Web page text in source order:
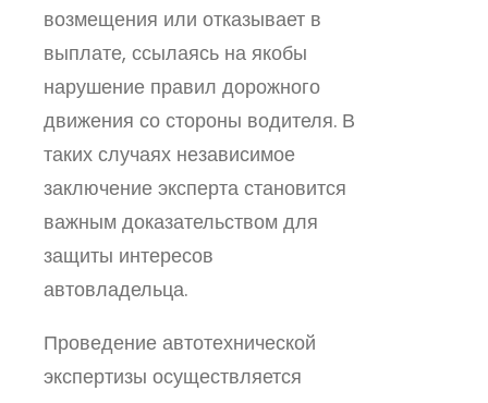
возмещения или отказывает в
выплате, ссылаясь на якобы
нарушение правил дорожного
движения со стороны водителя. В
таких случаях независимое
заключение эксперта становится
важным доказательством для
защиты интересов
автовладельца.
Проведение автотехнической
экспертизы осуществляется